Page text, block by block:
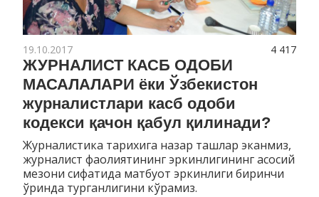
4 417
19.10.2017
ЖУРНАЛИСТ КАСБ ОДОБИ
МАСАЛАЛАРИ ёки Ўзбекистон
журналистлари касб одоби
кодекси қачон қабул қилинади?
Журналистика тарихига назар ташлар эканмиз,
журналист фаолиятининг эркинлигининг асосий
мезони сифатида матбуот эркинлиги биринчи
ўринда турганлигини кўрамиз.